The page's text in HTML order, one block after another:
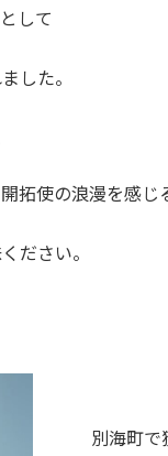
して
した。
拓使の浪漫を感じ
ださい。
別海町で